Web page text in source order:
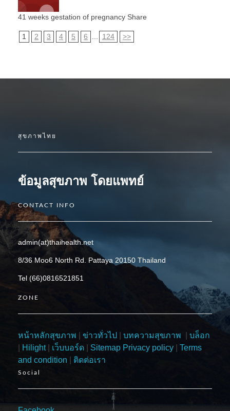
41 weeks gestation of pregnancy Share
1 2 3 4 5 6 124 >>
สุขภาพไทย
ข้อมูลสุขภาพ โดยแพทย์
CONTACT INFO
admin(at)thaihealth.net
8/36 Moo6 North Rd. Pattaya 20150 Thailand
Tel (66)0816521851
ZONE
หน้าหลักสุขภาพ ข่าวทั่วไป บทความสุขภาพ
บล็อก
Hilight| เว็บบอร์ด Sitemap Privacy policy
Terms
and condition
ติดต่อเรา
Social